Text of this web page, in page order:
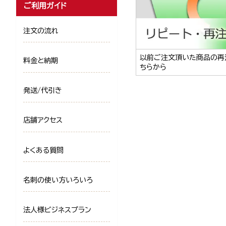
以前ご注文頂いた商品の再
ちらから
ご利用ガイド
注文の流れ
料金と納期
発送/代引き
店舗アクセス
よくある質問
名刺の使い方いろいろ
法人様ビジネスプラン